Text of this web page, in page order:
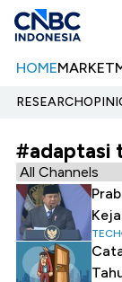
HOMEMARKET
RESEARCH
#adaptasi
TECH